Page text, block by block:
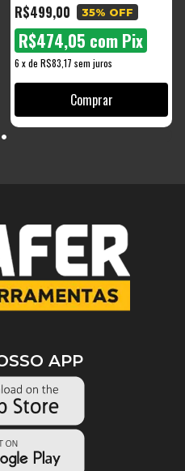
R$499,00 35% OFF
6 xde R$83,17 sem juros
R$474,05 com Pix
APP